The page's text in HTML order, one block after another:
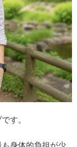
す。
身体的負担が少